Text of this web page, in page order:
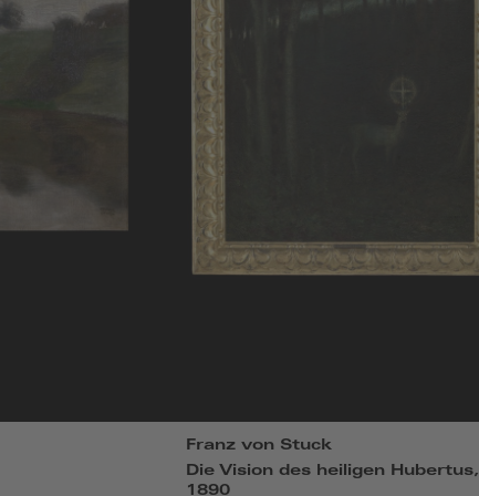
Franz von Stuck
Die Vision des heiligen Hubertus,
1890